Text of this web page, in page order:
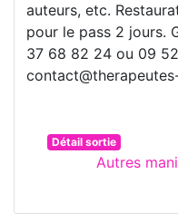
auteurs, etc.
pour le pass 2 jours.
37 68 82 24 ou 09
Détail sortie
Autres